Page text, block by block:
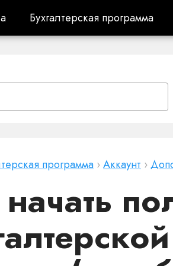
Бухгалтерская программа
Бухгалтерская программа
программа ›Аккаунт ›